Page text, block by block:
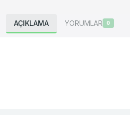
AÇIKLAMA YORUMLAR 0